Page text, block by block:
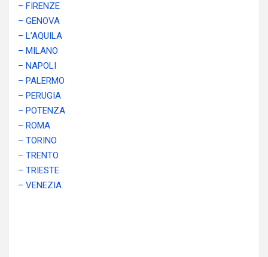
– FIRENZE
– GENOVA
– L’AQUILA
– MILANO
– NAPOLI
– PALERMO
– PERUGIA
– POTENZA
– ROMA
– TORINO
– TRENTO
– TRIESTE
– VENEZIA